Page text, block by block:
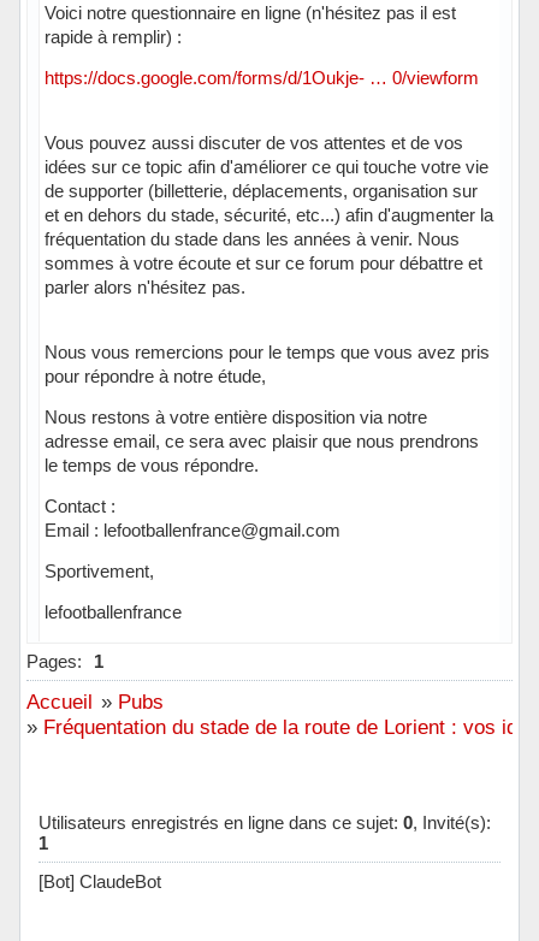
Voici notre questionnaire en ligne (n'hésitez pas il est
rapide à remplir) :
https://docs.google.com/forms/d/1Oukje- … 0/viewform
Vous pouvez aussi discuter de vos attentes et de vos
idées sur ce topic afin d'améliorer ce qui touche votre vie
de supporter (billetterie, déplacements, organisation sur
et en dehors du stade, sécurité, etc...) afin d'augmenter la
fréquentation du stade dans les années à venir. Nous
sommes à votre écoute et sur ce forum pour débattre et
parler alors n'hésitez pas.
Nous vous remercions pour le temps que vous avez pris
pour répondre à notre étude,
Nous restons à votre entière disposition via notre
adresse email, ce sera avec plaisir que nous prendrons
le temps de vous répondre.
Contact :
Email : lefootballenfrance@gmail.com
Sportivement,
lefootballenfrance
Hors ligne
Pages: 1
Accueil » Pubs
» Fréquentation du stade de la route de Lorient : vos
Utilisateurs enregistrés en ligne dans ce sujet: 0, Invité(s):
1
[Bot] ClaudeBot